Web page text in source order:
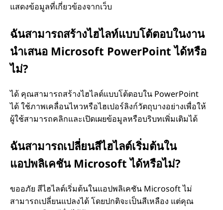
แสดงข้อมูลที่เกี่ยวข้องจากเว็บ
ฉันสามารถสร้างไฮไลท์แบบโต้ตอบในงาน
นําเสนอ Microsoft PowerPoint ได้หรือ
ไม่?
ได้ คุณสามารถสร้างไฮไลต์แบบโต้ตอบใน PowerPoint
ได้ ใช้ภาพเคลื่อนไหวหรือไฮเปอร์ลิงก์วัตถุบางอย่างเพื่อให้
ผู้ใช้สามารถคลิกและเปิดเผยข้อมูลหรือบริบทเพิ่มเติมได้
ฉันสามารถเปลี่ยนสีไฮไลต์เริ่มต้นใน
แอปพลิเคชัน Microsoft ได้หรือไม่?
ขออภัย สีไฮไลต์เริ่มต้นในแอปพลิเคชัน Microsoft ไม่
สามารถเปลี่ยนแปลงได้ โดยปกติจะเป็นสีเหลือง แต่คุณ